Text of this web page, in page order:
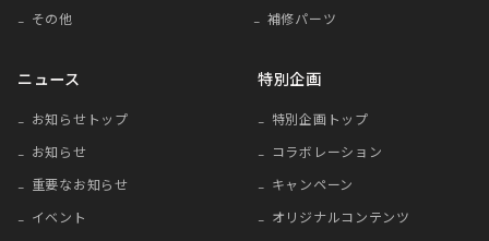
その他
補修パーツ
ニュース
お知らせトップ
お知らせ
重要なお知らせ
イベント
特別企画
特別企画トップ
コラボレーション
キャンペーン
オリジナルコンテンツ